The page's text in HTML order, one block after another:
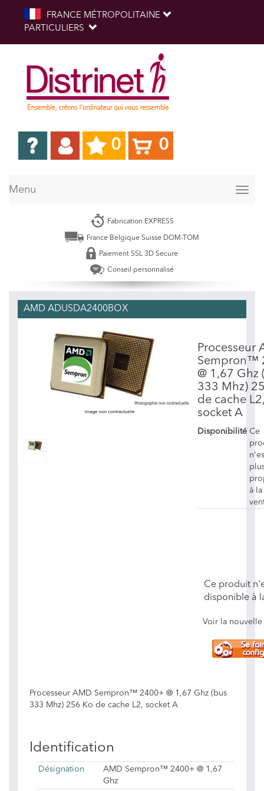
FRANCE MÉTROPOLITAINE
PARTICULIERS
0 0
Menu
Fabrication EXPRESS
France Belgique Suisse DOM-TOM
Paiement SSL 3D Secure
Conseil personnalisé
AMD ADUSDA2400BOX
Processeur
Sempron™
@ 1,67 Ghz
333 Mhz)
de cache L2,
socket A
Disponibilité Ce
à la
Ce produit
disponible à
Voir la nouvelle
Processeur AMD Sempron™ 2400+ @ 1,67 Ghz (bus
333 Mhz) 256 Ko de cache L2, socket A
Identification
Désignation
AMD Sempron™ 2400+ @ 1,67
Ghz